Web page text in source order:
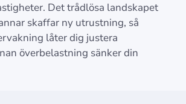
Det trådlösa landskapet
skaffar ny utrustning, så
låter dig justera
överbelastning sänker din